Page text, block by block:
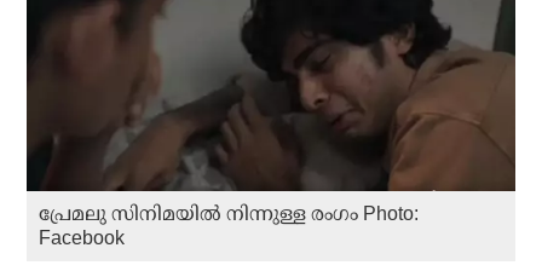
പ്രേമലു സിനിമയില്‍ നിന്നുള്ള രംഗം Photo:
Facebook